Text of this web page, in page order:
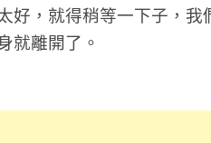
好，就得稍等一下子，
就離開了。